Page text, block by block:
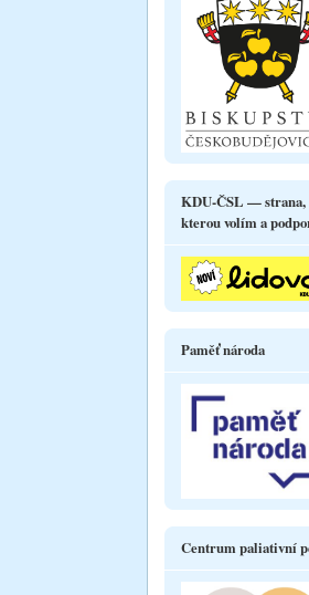
KDU-ČSL — strana,
kterou volím a
Paměť národa
Centrum paliativní